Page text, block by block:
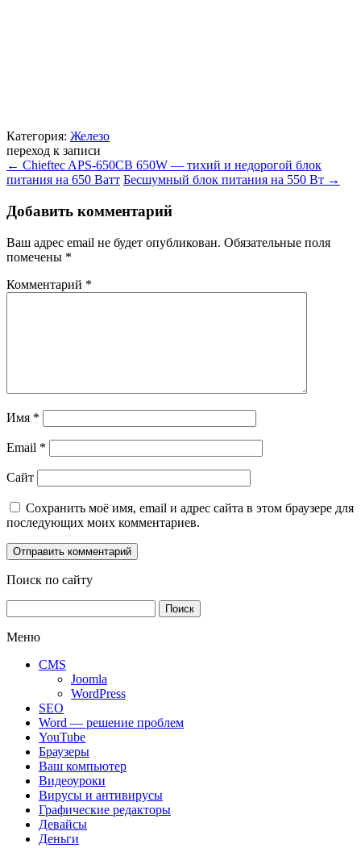
Категория: Железо
переход к записи
← Chieftec APS-650CB 650W — тихий и недорогой блок
питания на 650 Ватт Бесшумный блок питания на 550 Вт →
Добавить комментарий
Ваш адрес email не будет опубликован. Обязательные поля
помечены *
Комментарий *
Имя *
Email *
Сайт
Сохранить моё имя, email и адрес сайта в этом браузере для
последующих моих комментариев.
Поиск по сайту
Меню
CMS
Joomla
WordPress
SEO
Word — решение проблем
YouTube
Браузеры
Ваш компьютер
Видеоуроки
Вирусы и антивирусы
Графические редакторы
Девайсы
Деньги